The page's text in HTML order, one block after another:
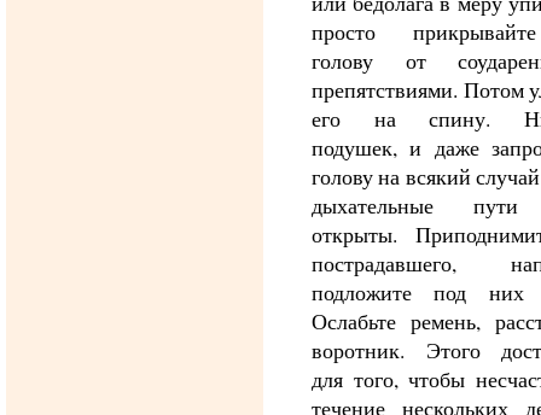
просто
голову от
препятствиями. Потом
его на спину.
подушек, и даже
голову на всякий
дыхательные
открыты.
пострадавшего,
подложите под них
Ослабьте ремень,
воротник. Этого
для того, чтобы
течение нескольких